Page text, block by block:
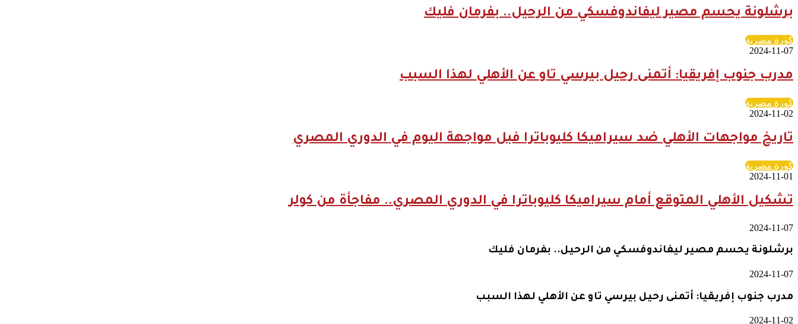
برشلونة يحسم مصير ليفاندوفسكي من الرحيل.. بفرمان فليك
كورة مصرية
2024-11-07
مدرب جنوب إفريقيا: أتمنى رحيل بيرسي تاو عن الأهلي لهذا السبب
كورة مصرية
2024-11-02
تاريخ مواجهات الأهلي ضد سيراميكا كليوباترا فبل مواجهة اليوم في الدوري المصري
كورة مصرية
2024-11-01
تشكيل الأهلي المتوقع أمام سيراميكا كليوباترا في الدوري المصري.. مفاجأة من كولر
2024-11-07
برشلونة يحسم مصير ليفاندوفسكي من الرحيل.. بفرمان فليك
2024-11-07
مدرب جنوب إفريقيا: أتمنى رحيل بيرسي تاو عن الأهلي لهذا السبب
2024-11-02